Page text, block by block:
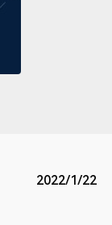
2022/1/22